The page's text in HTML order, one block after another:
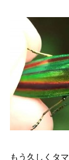
もう久しくタ